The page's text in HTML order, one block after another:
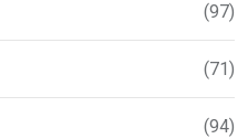
(97)
(71)
(94)